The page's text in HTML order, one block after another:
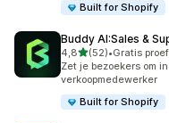
Built for Shopify
Buddy AI:Sales &
4,8van 5 sterren
(52)
52 recensies in totaal
•Gratis
Zet je bezoekers om
verkoopmedewerker
Built for Shopify